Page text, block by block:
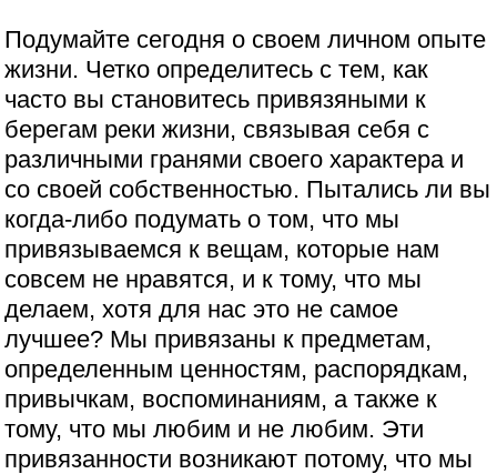
Подумайте сегодня о своем личном опыте
жизни. Четко определитесь с тем, как
часто вы становитесь привязяными к
берегам реки жизни, связывая себя с
различными гранями своего характера и
со своей собственностью. Пытались ли вы
когда-либо подумать о том, что мы
привязываемся к вещам, которые нам
совсем не нравятся, и к тому, что мы
делаем, хотя для нас это не самое
лучшее? Мы привязаны к предметам,
определенным ценностям, распорядкам,
привычкам, воспоминаниям, а также к
тому, что мы любим и не любим. Эти
привязанности возникают потому, что мы